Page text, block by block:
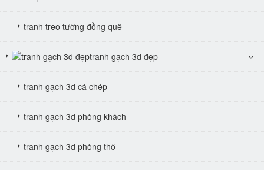
tranh treo tường đồng quê
tranh gạch 3d đẹp
tranh gạch 3d cá chép
tranh gạch 3d phòng khách
tranh gạch 3d phòng thờ